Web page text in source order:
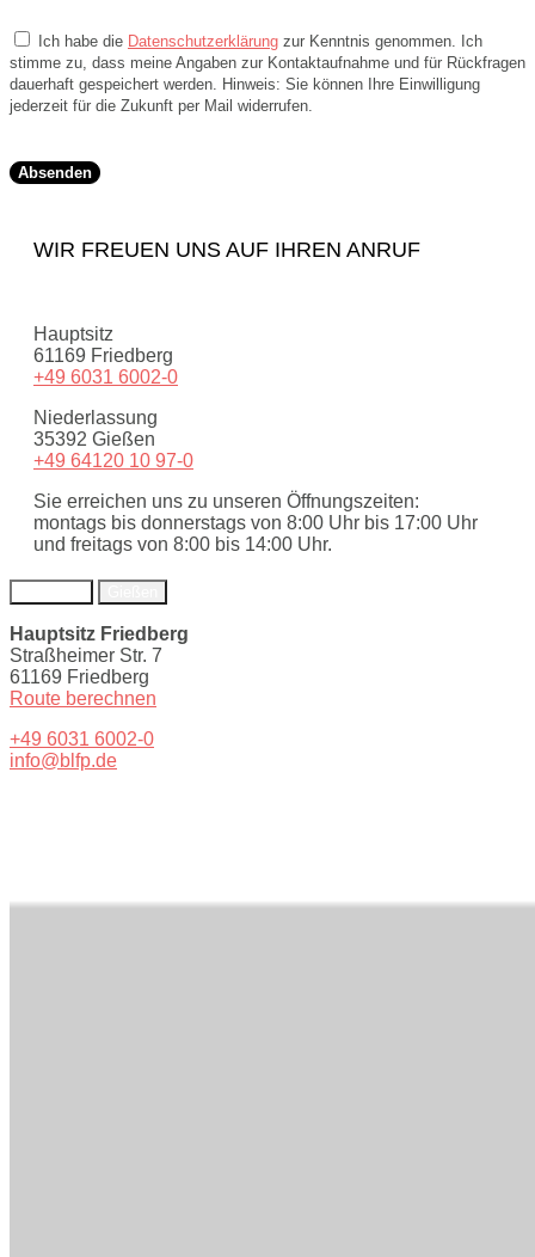
Ich habe die Datenschutzerklärung zur Kenntnis genommen. Ich
stimme zu, dass meine Angaben zur Kontaktaufnahme und für Rückfragen
dauerhaft gespeichert werden. Hinweis: Sie können Ihre Einwilligung
jederzeit für die Zukunft per Mail widerrufen.
Absenden
WIR FREUEN UNS AUF IHREN ANRUF
Hauptsitz
61169 Friedberg
+49 6031 6002-0
Niederlassung
35392 Gießen
+49 64120 10 97-0
Sie erreichen uns zu unseren Öffnungszeiten:
montags bis donnerstags von 8:00 Uhr bis 17:00 Uhr
und freitags von 8:00 bis 14:00 Uhr.
Hauptsitz Friedberg
Straßheimer Str. 7
61169 Friedberg
Route berechnen
+49 6031 6002-0
info@blfp.de